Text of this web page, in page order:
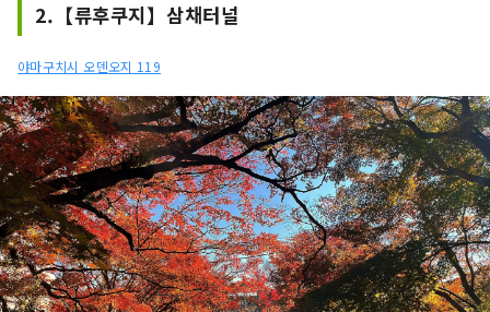
해 개축된 육상 경기장 시작해, 체육관, 야
원내에 있는 사계절의 꽃으로 물들여지는
「기념탑 화단」, 「침상 화단」에는 많
은 꽃의 애호가가 방문합니다. 또, 야마구
치현과 우호 관계에 있는 중국 산동성으로
부터 증정된 「공자 안단 강학상」(공자가
5명의 제자에 강의하고 있다)이 있는 광장
은, 스케치 대회에 최적입니다. 「보트 연
못」에서는 백조나 철새도 가까이서 볼 수
있습니다.
2.【류후쿠지】삼채터널
야마구치시 오덴오지 119